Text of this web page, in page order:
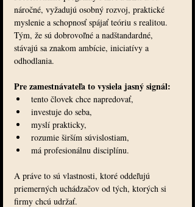
náročné, vyžadujú osobný rozvoj, praktické
myslenie a schopnosť spájať teóriu s realitou.
Tým, že sú dobrovoľné a nadštandardné,
stávajú sa znakom ambície, iniciatívy a
odhodlania.
Pre zamestnávateľa to vysiela jasný signál:
tento človek chce napredovať,
investuje do seba,
myslí prakticky,
rozumie širším súvislostiam,
má profesionálnu disciplínu.
A práve to sú vlastnosti, ktoré oddeľujú
priemerných uchádzačov od tých, ktorých si
firmy chcú udržať.